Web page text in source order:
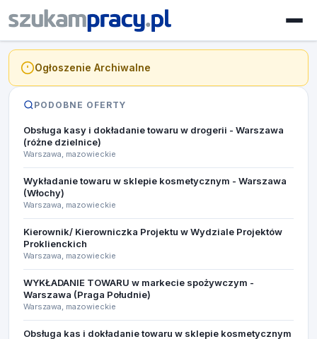
Ogłoszenie Archiwalne
PODOBNE OFERTY
Obsługa kasy i dokładanie towaru w drogerii - Warszawa
(różne dzielnice)
Warszawa, mazowieckie
Wykładanie towaru w sklepie kosmetycznym - Warszawa
(Włochy)
Warszawa, mazowieckie
Kierownik/ Kierowniczka Projektu w Wydziale Projektów
Proklienckich
Warszawa, mazowieckie
WYKŁADANIE TOWARU w markecie spożywczym -
Warszawa (Praga Południe)
Warszawa, mazowieckie
Obsługa kas i dokładanie towaru w sklepie kosmetycznym